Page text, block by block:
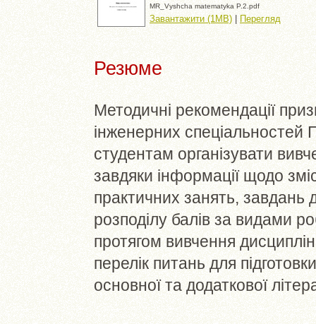
MR_Vyshcha matematyka P.2.pdf
Завантажити (1MB) | Перегляд
Резюме
Методичні рекомендації
інженерних спеціальностей
студентам організувати
завдяки інформації щодо
практичних занять, завдань
розподілу балів за видами
протягом вивчення
перелік питань для
основної та додаткової